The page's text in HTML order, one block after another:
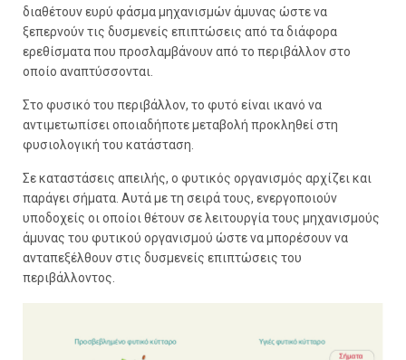
διαθέτουν ευρύ φάσμα μηχανισμών άμυνας ώστε να
ξεπερνούν τις δυσμενείς επιπτώσεις από τα διάφορα
ερεθίσματα που προσλαμβάνουν από το περιβάλλον στο
οποίο αναπτύσσονται.
Στο φυσικό του περιβάλλον, το φυτό είναι ικανό να
αντιμετωπίσει οποιαδήποτε μεταβολή προκληθεί στη
φυσιολογική του κατάσταση.
Σε καταστάσεις απειλής, ο φυτικός οργανισμός αρχίζει και
παράγει σήματα. Αυτά με τη σειρά τους, ενεργοποιούν
υποδοχείς οι οποίοι θέτουν σε λειτουργία τους μηχανισμούς
άμυνας του φυτικού οργανισμού ώστε να μπορέσουν να
ανταπεξέλθουν στις δυσμενείς επιπτώσεις του
περιβάλλοντος.